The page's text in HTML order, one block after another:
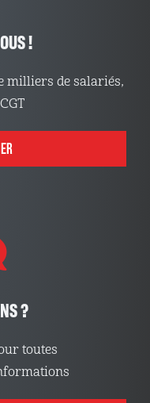
!
milliers de salariés,
?
toutes